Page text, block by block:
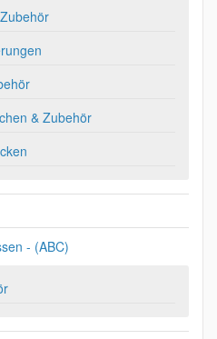
& Zubehör
- (ABC)